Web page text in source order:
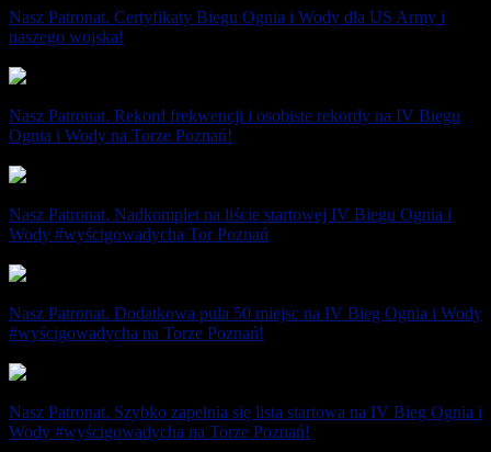
Nasz Patronat. Certyfikaty Biegu Ognia i Wody dla US Army i
naszego wojska!
Nasz Patronat. Rekord frekwencji i osobiste rekordy na IV Biegu
Ognia i Wody na Torze Poznań!
Nasz Patronat. Nadkomplet na liście startowej IV Biegu Ognia i
Wody #wyścigowadycha Tor Poznań
Nasz Patronat. Dodatkowa pula 50 miejsc na IV Bieg Ognia i Wody
#wyścigowadycha na Torze Poznań!
Nasz Patronat. Szybko zapełnia się lista startowa na IV Bieg Ognia i
Wody #wyścigowadycha na Torze Poznań!